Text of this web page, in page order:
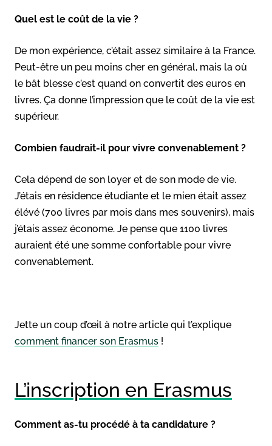
Quel est le coût de la vie ?
De mon expérience, c’était assez similaire à la France.
Peut-être un peu moins cher en général, mais la où
le bât blesse c’est quand on convertit des euros en
livres. Ça donne l’impression que le coût de la vie est
supérieur.
Combien faudrait-il pour vivre convenablement ?
Cela dépend de son loyer et de son mode de vie.
J’étais en résidence étudiante et le mien était assez
élévé (700 livres par mois dans mes souvenirs), mais
j’étais assez économe. Je pense que 1100 livres
auraient été une somme confortable pour vivre
convenablement.
Jette un coup d’œil à notre article qui t’explique
comment financer son Erasmus !
L’inscription en Erasmus
Comment as-tu procédé à ta candidature ?